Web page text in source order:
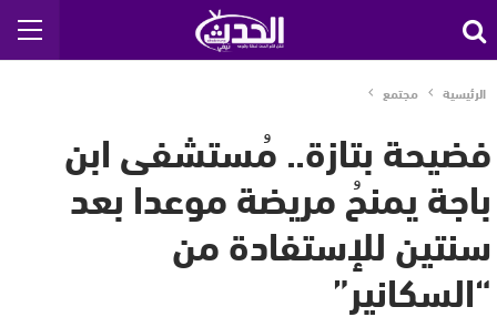
الرئيسية مجتمع
فضيحة بتازة.. مُستشفى ابن
باجة يمنحُ مريضة موعدا بعد
سنتين للإستفادة من
“السكانير”